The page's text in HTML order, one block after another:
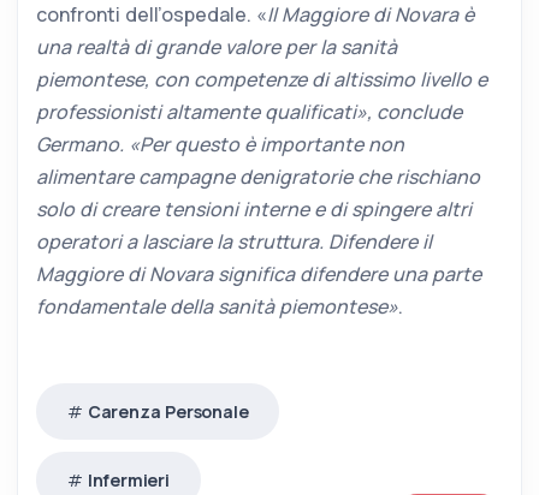
confronti dell’ospedale. «Il Maggiore di Novara è
una realtà di grande valore per la sanità
piemontese, con competenze di altissimo livello e
professionisti altamente qualificati», conclude
Germano. «Per questo è importante non
alimentare campagne denigratorie che rischiano
solo di creare tensioni interne e di spingere altri
operatori a lasciare la struttura. Difendere il
Maggiore di Novara significa difendere una parte
fondamentale della sanità piemontese».
Carenza Personale
Infermieri